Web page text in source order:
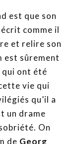
est que son
écrit comme il
et relire son
est sûrement
qui ont été
vie qui
qu’il a
un drame
On
de Georg